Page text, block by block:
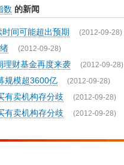
数 的新闻
间可能超出预期 (2012-09-28)
(2012-09-28)
理财基金再度来袭 (2012-09-28)
规模超3600亿 (2012-09-28)
有卖机构存分歧 (2012-09-28)
有卖机构存分歧 (2012-09-28)